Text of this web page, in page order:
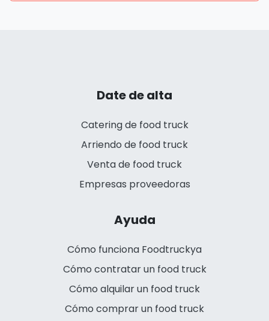
Date de alta
Catering de food truck
Arriendo de food truck
Venta de food truck
Empresas proveedoras
Ayuda
Cómo funciona Foodtruckya
Cómo contratar un food truck
Cómo alquilar un food truck
Cómo comprar un food truck